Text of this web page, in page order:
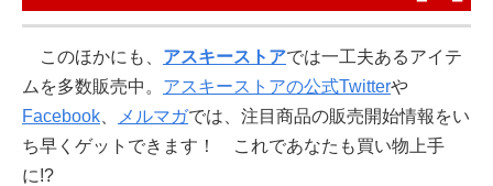
このほかにも、 アスキーストアでは一工夫あるアイテ
ムを多数販売中。 アスキーストアの公式Twitterや
Facebook
メルマガでは、注目商品の販売開始情報をい
ち早くゲットできます！ これであなたも買い物上手
に!?